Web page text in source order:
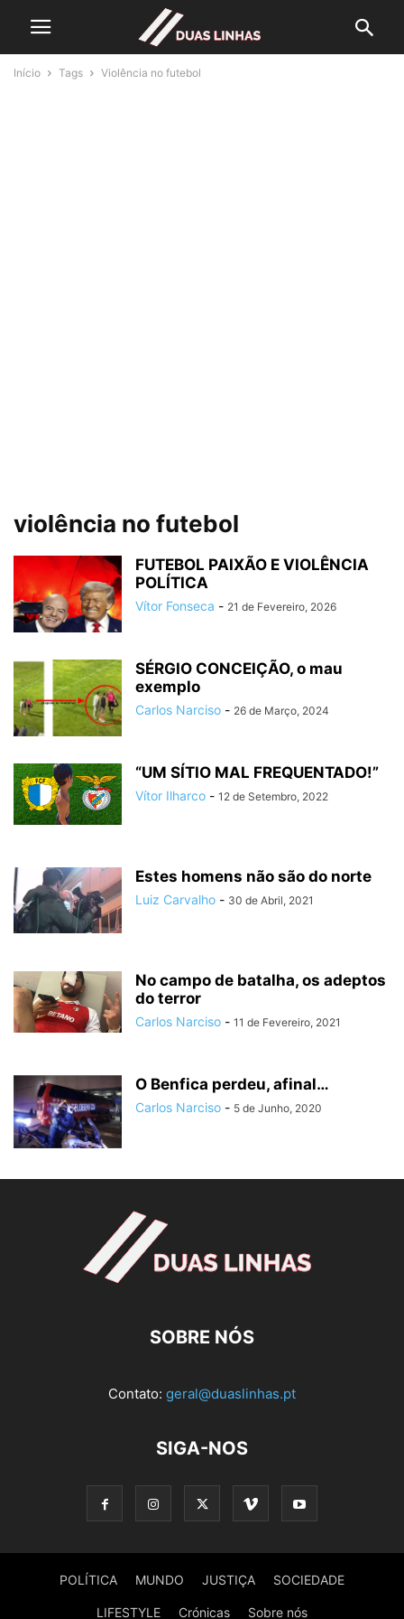
Início Tags Violência no futebol
violência no futebol
FUTEBOL PAIXÃO E VIOLÊNCIA
POLÍTICA
Vítor Fonseca - 21 de Fevereiro, 2026
SÉRGIO CONCEIÇÃO, o mau
exemplo
Carlos Narciso - 26 de Março, 2024
“UM SÍTIO MAL FREQUENTADO!”
Vítor Ilharco - 12 de Setembro, 2022
Estes homens não são do norte
Luiz Carvalho - 30 de Abril, 2021
No campo de batalha, os adeptos
do terror
Carlos Narciso - 11 de Fevereiro, 2021
O Benfica perdeu, afinal…
Carlos Narciso - 5 de Junho, 2020
SOBRE NÓS
Contato: geral@duaslinhas.pt
SIGA-NOS
POLÍTICA MUNDO JUSTIÇA SOCIEDADE
LIFESTYLE Crónicas Sobre nós